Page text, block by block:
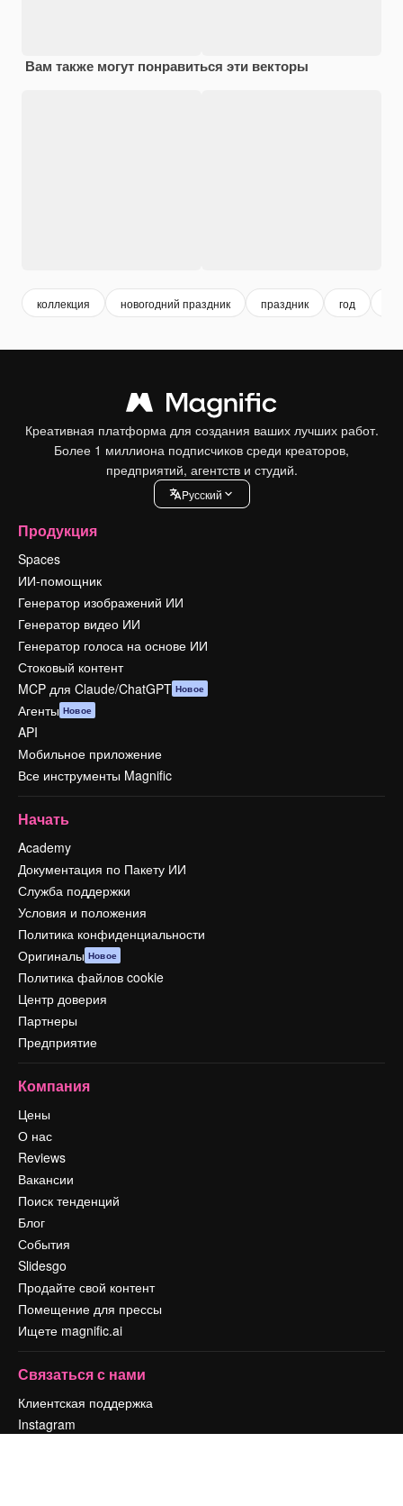
Вам также могут понравиться эти векторы
коллекция новогодний праздник праздник год
Креативная платформа для создания ваших лучших работ.
Более 1 миллиона подписчиков среди креаторов,
предприятий, агентств и студий.
Pусский
Продукция
Spaces
ИИ-помощник
Генератор изображений ИИ
Генератор видео ИИ
Генератор голоса на основе ИИ
Стоковый контент
MCP для Claude/ChatGPT Новое
Агенты Новое
API
Мобильное приложение
Все инструменты Magnific
Начать
Academy
Документация по Пакету ИИ
Служба поддержки
Условия и положения
Политика конфиденциальности
Оригиналы Новое
Политика файлов cookie
Центр доверия
Партнеры
Предприятие
Компания
Цены
О нас
Reviews
Вакансии
Поиск тенденций
Блог
События
Slidesgo
Продайте свой контент
Помещение для прессы
Ищете magnific.ai
Связаться с нами
Клиентская поддержка
Instagram